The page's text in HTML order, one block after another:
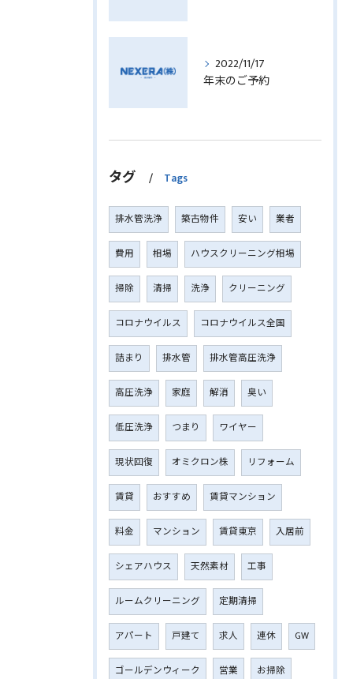
2022/11/17
年末のご予約
タグ Tags
排水管洗浄 築古物件 安い 業者
費用 相場 ハウスクリーニング相場
掃除 清掃 洗浄 クリーニング
コロナウイルス コロナウイルス全国
詰まり 排水管 排水管高圧洗浄
高圧洗浄 家庭 解消 臭い
低圧洗浄 つまり ワイヤー
現状回復 オミクロン株 リフォーム
賃貸 おすすめ 賃貸マンション
料金 マンション 賃貸東京 入居前
シェアハウス 天然素材 工事
ルームクリーニング 定期清掃
アパート 戸建て 求人 連休 GW
ゴールデンウィーク 営業 お掃除